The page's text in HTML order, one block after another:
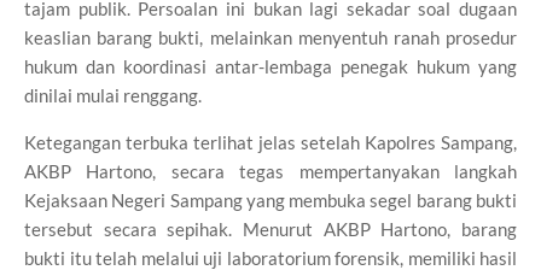
tajam publik. Persoalan ini bukan lagi sekadar soal dugaan
keaslian barang bukti, melainkan menyentuh ranah prosedur
hukum dan koordinasi antar-lembaga penegak hukum yang
dinilai mulai renggang.
Ketegangan terbuka terlihat jelas setelah Kapolres Sampang,
AKBP Hartono, secara tegas mempertanyakan langkah
Kejaksaan Negeri Sampang yang membuka segel barang bukti
tersebut secara sepihak. Menurut AKBP Hartono, barang
bukti itu telah melalui uji laboratorium forensik, memiliki hasil